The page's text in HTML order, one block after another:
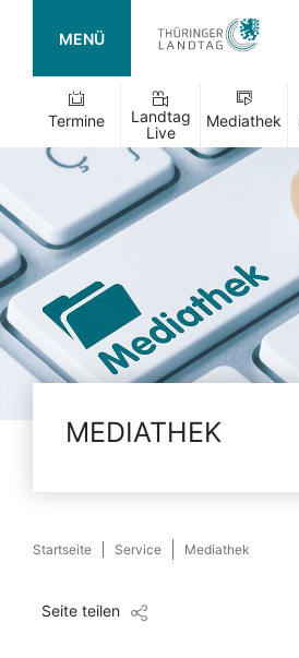
MENÜ
Termine
Landtag
Live
Mediathek
MEDIATHEK
Startseite Service Mediathek
Seite teilen